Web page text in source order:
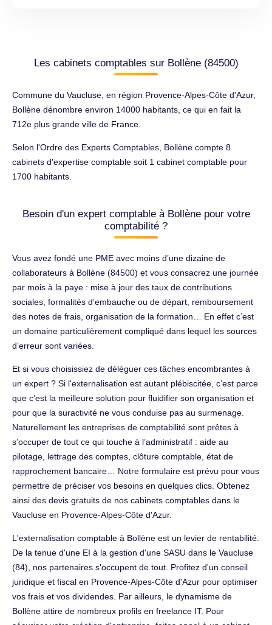
Les cabinets comptables sur Bollène (84500)
Commune du Vaucluse, en région Provence-Alpes-Côte d'Azur,
Bollène dénombre environ 14000 habitants, ce qui en fait la
712e plus grande ville de France.
Selon l'Ordre des Experts Comptables, Bollène compte 8
cabinets d'expertise comptable soit 1 cabinet comptable pour
1700 habitants.
Besoin d'un expert comptable à Bollène pour votre
comptabilité ?
Vous avez fondé une PME avec moins d’une dizaine de
collaborateurs à Bollène (84500) et vous consacrez une journée
par mois à la paye : mise à jour des taux de contributions
sociales, formalités d’embauche ou de départ, remboursement
des notes de frais, organisation de la formation… En effet c’est
un domaine particulièrement compliqué dans lequel les sources
d’erreur sont variées.
Et si vous choisissiez de déléguer ces tâches encombrantes à
un expert ? Si l'externalisation est autant plébiscitée, c’est parce
que c’est la meilleure solution pour fluidifier son organisation et
pour que la suractivité ne vous conduise pas au surmenage.
Naturellement les entreprises de comptabilité sont prêtes à
s’occuper de tout ce qui touche à l’administratif : aide au
pilotage, lettrage des comptes, clôture comptable, état de
rapprochement bancaire… Notre formulaire est prévu pour vous
permettre de préciser vos besoins en quelques clics. Obtenez
ainsi des devis gratuits de nos cabinets comptables dans le
Vaucluse en Provence-Alpes-Côte d'Azur.
L'externalisation comptable à Bollène est un levier de rentabilité.
De la tenue d'une EI à la gestion d'une SASU dans le Vaucluse
(84), nos partenaires s'occupent de tout. Profitez d'un conseil
juridique et fiscal en Provence-Alpes-Côte d'Azur pour optimiser
vos frais et vos dividendes. Par ailleurs, le dynamisme de
Bollène attire de nombreux profils en freelance IT. Pour